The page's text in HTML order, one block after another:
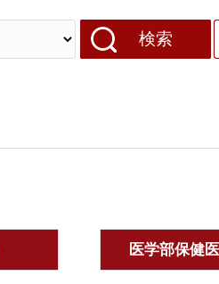
検索
医学部保健